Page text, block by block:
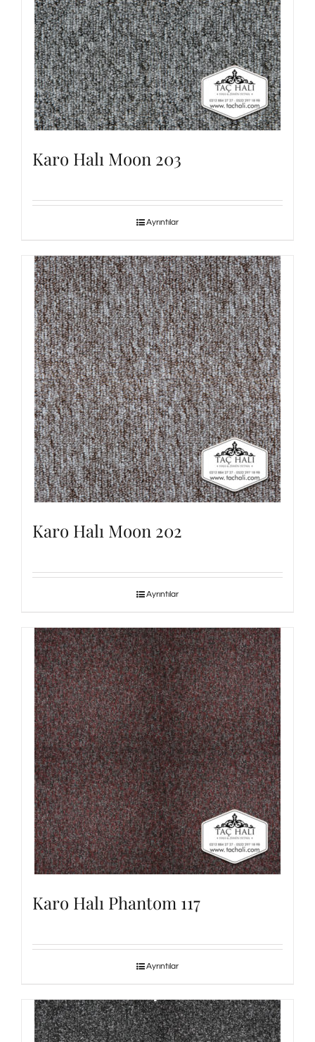
Karo Halı Moon 203
Ayrıntılar
Karo Halı Moon 202
Ayrıntılar
Karo Halı Phantom 117
Ayrıntılar